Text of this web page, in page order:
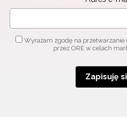
Wyrażam zgodę na
przez ORE w celach
Zapisuję
Wyrażam zgodę na
osobowych przez ORE w celach